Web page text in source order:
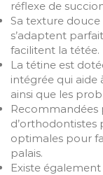
réflexe de
Sa texture
s’adaptent
facilitent la tétée.
La tétine est
intégrée qui aide
ainsi que les
Recommandées
d’orthodontistes
optimales pour
palais.
Existe